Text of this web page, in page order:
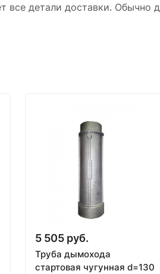
детали доставки. Обычно
5 505 руб.
Труба дымохода
стартовая чугунная d=130